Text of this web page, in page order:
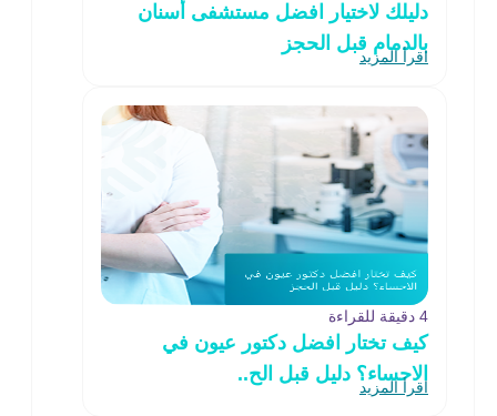
دليلك لاختيار افضل مستشفى أسنان
بالدمام قبل الحجز
اقرأ المزيد
4 دقيقة للقراءة
كيف تختار افضل دكتور عيون في
الاحساء؟ دليل قبل الح..
اقرأ المزيد